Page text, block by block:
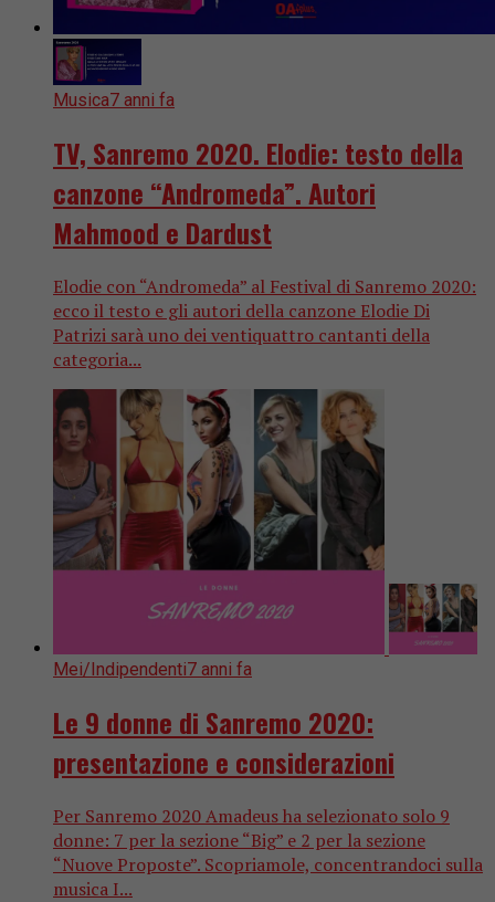
Musica7 anni fa
TV, Sanremo 2020. Elodie: testo della
canzone “Andromeda”. Autori
Mahmood e Dardust
Elodie con “Andromeda” al Festival di Sanremo 2020:
ecco il testo e gli autori della canzone Elodie Di
Patrizi sarà uno dei ventiquattro cantanti della
categoria...
Mei/Indipendenti7 anni fa
Le 9 donne di Sanremo 2020:
presentazione e considerazioni
Per Sanremo 2020 Amadeus ha selezionato solo 9
donne: 7 per la sezione “Big” e 2 per la sezione
“Nuove Proposte”. Scopriamole, concentrandoci sulla
musica I...